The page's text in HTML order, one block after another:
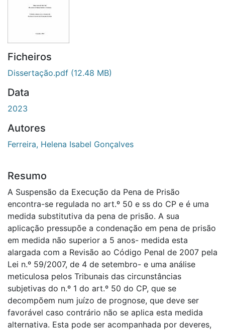
Ficheiros
Dissertação.pdf (12.48 MB)
Data
2023
Autores
Ferreira, Helena Isabel Gonçalves
Resumo
A Suspensão da Execução da Pena de Prisão
encontra-se regulada no art.º 50 e ss do CP e é uma
medida substitutiva da pena de prisão. A sua
aplicação pressupõe a condenação em pena de prisão
em medida não superior a 5 anos- medida esta
alargada com a Revisão ao Código Penal de 2007 pela
Lei n.º 59/2007, de 4 de setembro- e uma análise
meticulosa pelos Tribunais das circunstâncias
subjetivas do n.º 1 do art.º 50 do CP, que se
decompõem num juízo de prognose, que deve ser
favorável caso contrário não se aplica esta medida
alternativa. Esta pode ser acompanhada por deveres,